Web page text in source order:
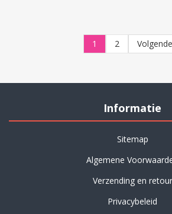
1 2 Volgende
Informatie
Sitemap
Algemene
Verzending en retour
Privacybeleid